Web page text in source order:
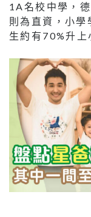
1A名校中學，
則為直資，小
生約有70%升上